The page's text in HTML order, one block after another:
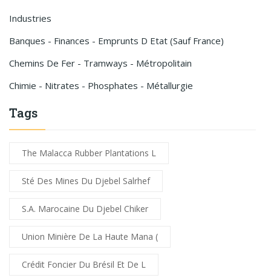
Industries
Banques - Finances - Emprunts D Etat (sauf France)
Chemins De Fer - Tramways - Métropolitain
Chimie - Nitrates - Phosphates - Métallurgie
Tags
The Malacca Rubber Plantations L
Sté Des Mines Du Djebel Salrhef
S.A. Marocaine Du Djebel Chiker
Union Minière De La Haute Mana (
Crédit Foncier Du Brésil Et De L